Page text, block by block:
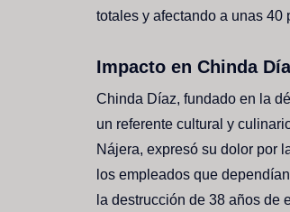
totales y afectando a unas 40
Impacto en Chinda
Chinda Díaz, fundado en la
un referente cultural y
Nájera, expresó su dolor por
los empleados que
la destrucción de 38 años de